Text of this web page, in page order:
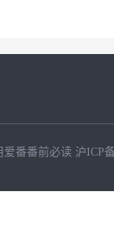
爱番番前必读 沪ICP